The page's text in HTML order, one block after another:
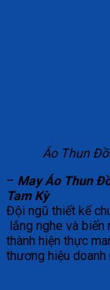
Áo Thun
– May Áo Thun
Tam Kỳ
Đội ngũ thiết kế
lắng nghe và biến
thành hiện thực
thương hiệu doanh